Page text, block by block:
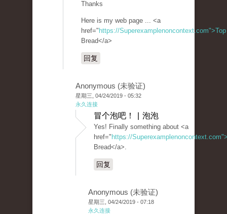
Thanks
Here is my web page ... <a
href=" https://Superexamplenoncontext.com">Top
Bread</a>
回复
Anonymous (未验证)
星期三, 04/24/2019 - 05:32
永久连接
冒个泡吧！ | 泡泡
Yes! Finally something about <a
href=" https://
Bread</a>.
回复
Anonymous (未验证)
星期三, 04/24/2019 - 07:18
永久连接